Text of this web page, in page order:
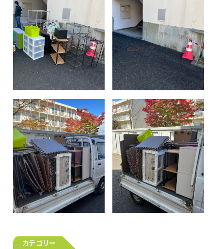
カテゴリー